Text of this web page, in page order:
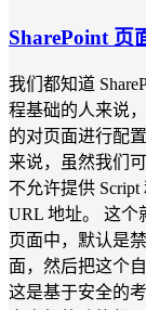
SharePoint 页
我们都知道
程基础的人来说
的对页面进行配
来说，虽然我们
不允许提供
URL 地址。 这
页面中，默认是
面，然后把这个
这是基于安全的